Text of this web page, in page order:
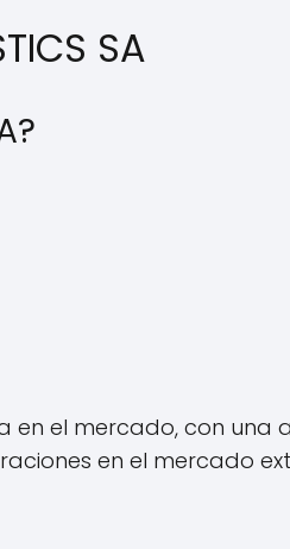
SA
en el mercado, con una
en el mercado